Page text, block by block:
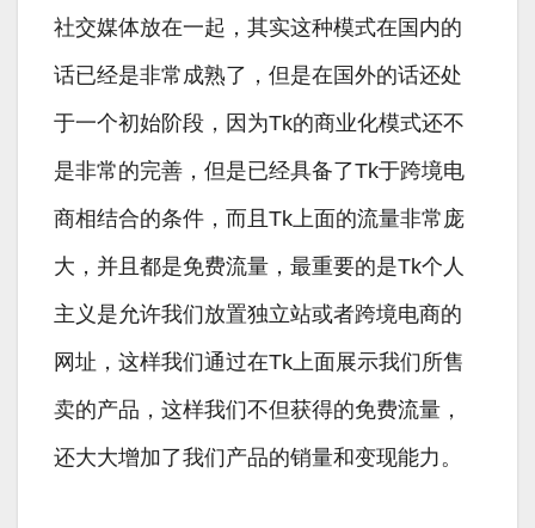
社交媒体放在一起，其实这种模式在国内的
话已经是非常成熟了，但是在国外的话还处
于一个初始阶段，因为Tk的商业化模式还不
是非常的完善，但是已经具备了Tk于跨境电
商相结合的条件，而且Tk上面的流量非常庞
大，并且都是免费流量，最重要的是Tk个人
主义是允许我们放置独立站或者跨境电商的
网址，这样我们通过在Tk上面展示我们所售
卖的产品，这样我们不但获得的免费流量，
还大大增加了我们产品的销量和变现能力。